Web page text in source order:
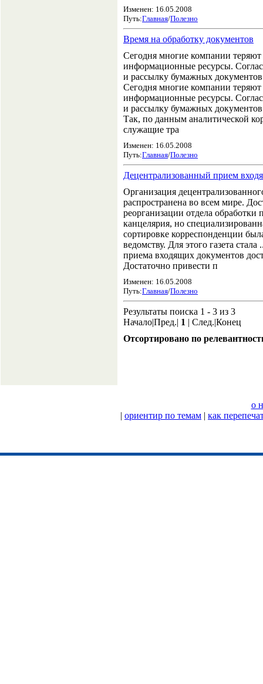
Изменен: 16.05.2008
Путь:Главная/Полезно
Время на обработку документов
Сегодня многие компании
информационные ресурсы.
и рассылку бумажных документов
Сегодня многие компании
информационные ресурсы.
и рассылку бумажных документов
Так, по данным аналитической
служащие тра
Изменен: 16.05.2008
Путь:Главная/Полезно
Децентрализованный прием
Организация
распространена во всем мире.
реорганизации отдела
канцелярия, но
сортировке корреспонденции
ведомству. Для этого газета
приема входящих документов
Достаточно привести п
Изменен: 16.05.2008
Путь:Главная/Полезно
Результаты поиска 1 - 3 из 3
Начало|Пред.| 1 | След.|Конец
Отсортировано по
о
| ориентир по темам | как